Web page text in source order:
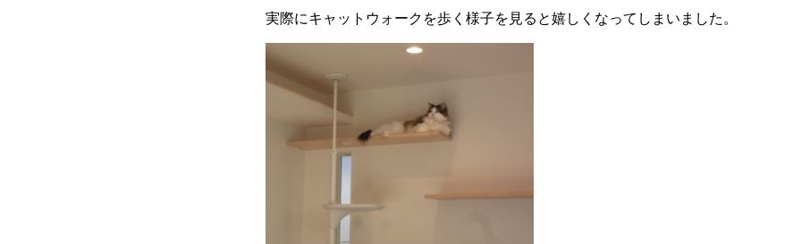
実際にキャットウォークを歩く様子を見ると嬉しくなってしまいました。